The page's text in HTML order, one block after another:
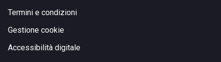
Termini e condizioni
Gestione cookie
Accessibilità digitale